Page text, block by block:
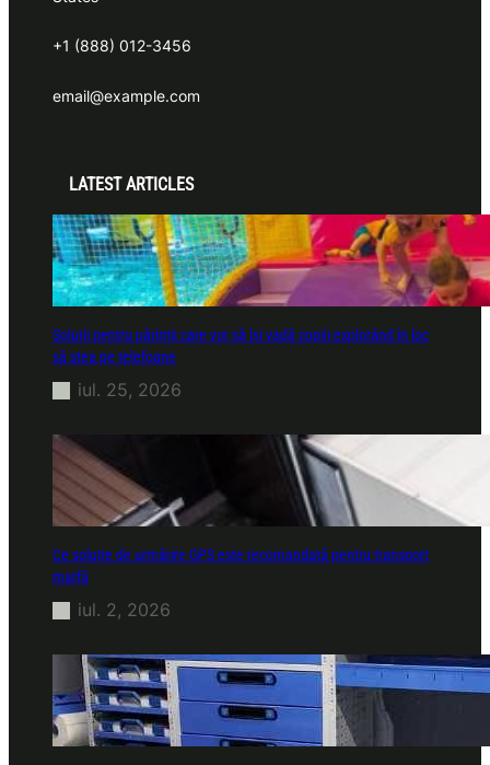
+1 (888) 012-3456
email@example.com
LATEST ARTICLES
Soluții pentru părinții care vor să își vadă copiii explorând în loc
să stea pe telefoane
iul. 25, 2026
Ce soluție de urmărire GPS este recomandată pentru transport
marfă
iul. 2, 2026